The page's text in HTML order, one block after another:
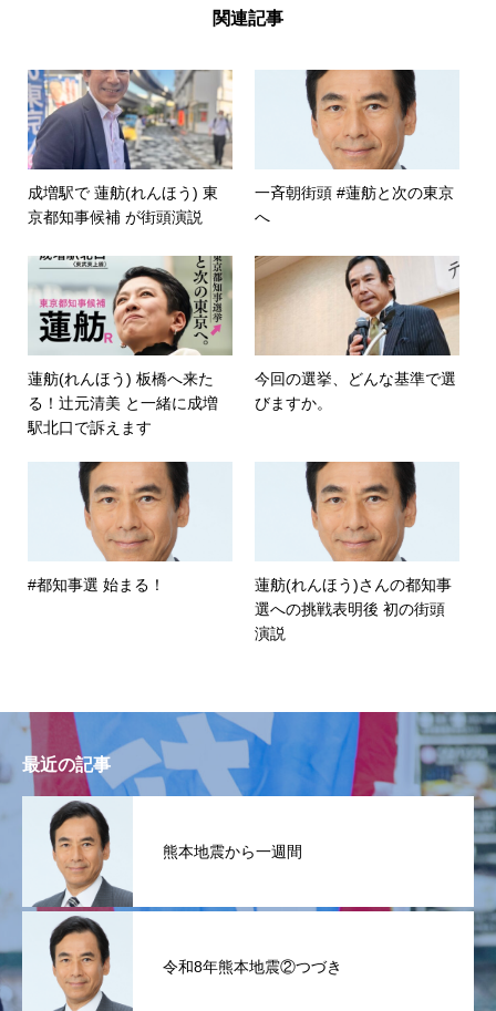
関連記事
成増駅で 蓮舫(れんほう) 東
京都知事候補 が街頭演説
一斉朝街頭 #蓮舫と次の東京
へ
蓮舫(れんほう) 板橋へ来た
る！辻元清美 と一緒に成増
駅北口で訴えます
今回の選挙、どんな基準で選
びますか。
#都知事選 始まる！
蓮舫(れんほう)さんの都知事
選への挑戦表明後 初の街頭
演説
最近の記事
熊本地震から一週間
令和8年熊本地震②つづき